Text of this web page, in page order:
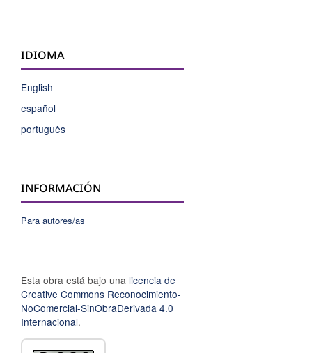
IDIOMA
English
español
português
INFORMACIÓN
Para autores/as
Esta obra está bajo una licencia de
Creative Commons Reconocimiento-
NoComercial-SinObraDerivada 4.0
Internacional.